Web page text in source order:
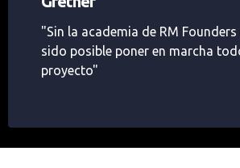
"Sin la academia de RM
sido posible poner en marcha
proyecto"